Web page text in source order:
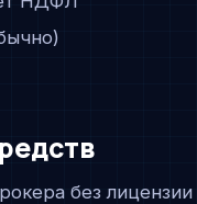
без лицензии